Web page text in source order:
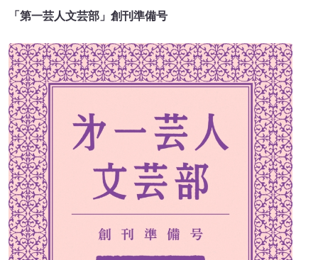
「第一芸人文芸部」創刊準備号